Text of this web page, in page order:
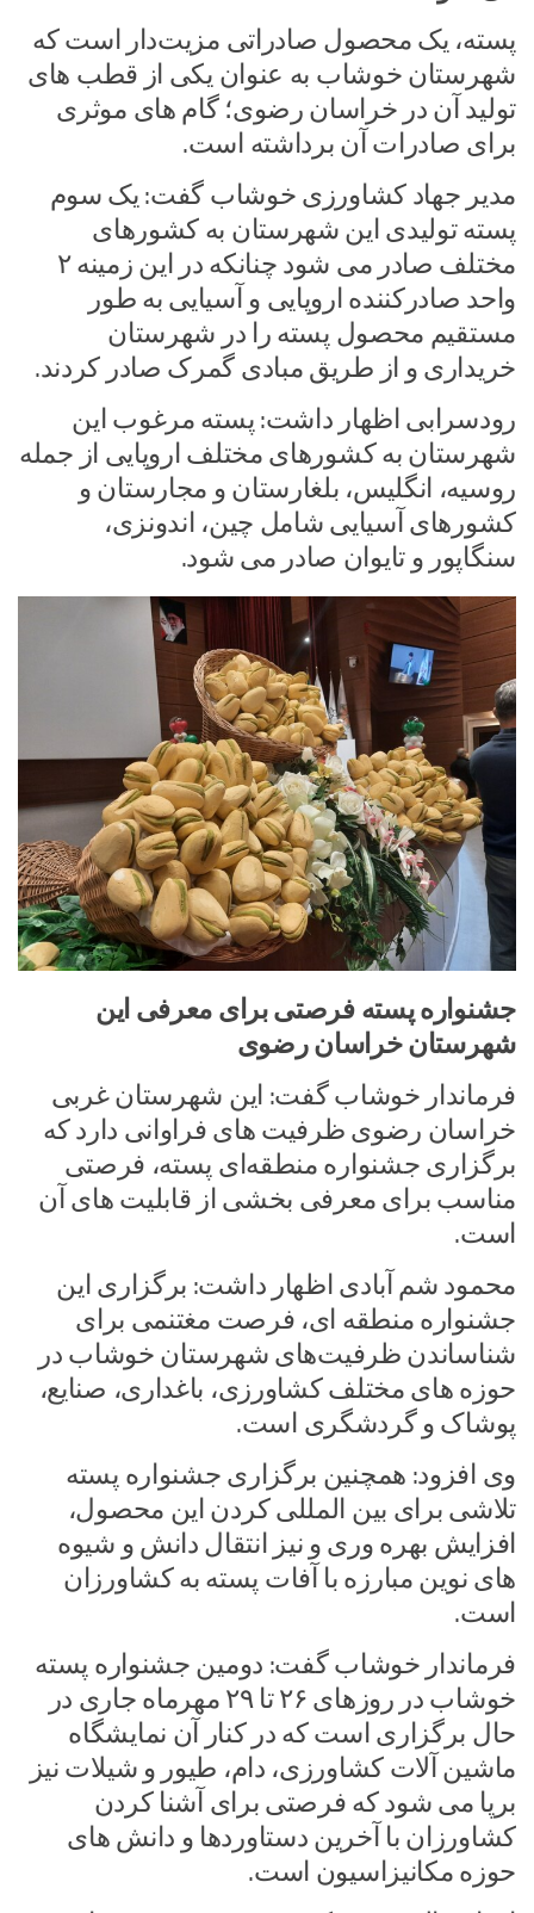
پسته، یک محصول صادراتی مزیت‌دار است که
شهرستان خوشاب به عنوان یکی از قطب های
تولید آن در خراسان رضوی؛ گام های موثری
برای صادرات آن برداشته است.
مدیر جهاد کشاورزی خوشاب گفت: یک سوم
پسته تولیدی این شهرستان به کشورهای
مختلف صادر می شود چنانکه در این زمینه ۲
واحد صادرکننده اروپایی و آسیایی به طور
مستقیم محصول پسته را در شهرستان
خریداری و از طریق مبادی گمرک صادر کردند.
رودسرابی اظهار داشت: پسته مرغوب این
شهرستان به کشورهای مختلف اروپایی از جمله
روسیه، انگلیس، بلغارستان و مجارستان و
کشورهای آسیایی شامل چین، اندونزی،
سنگاپور و تایوان صادر می شود.
جشنواره پسته فرصتی برای معرفی این
شهرستان خراسان رضوی
فرماندار خوشاب گفت: این شهرستان غربی
خراسان رضوی ظرفیت های فراوانی دارد که
برگزاری جشنواره منطقه‌ای پسته، فرصتی
مناسب برای معرفی بخشی از قابلیت های آن
است.
محمود شم آبادی اظهار داشت: برگزاری این
جشنواره منطقه ای، فرصت مغتنمی برای
شناساندن ظرفیت‌های شهرستان خوشاب در
حوزه های مختلف کشاورزی، باغداری، صنایع،
پوشاک و گردشگری است.
وی افزود: همچنین برگزاری جشنواره پسته
تلاشی برای بین المللی کردن این محصول،
افزایش بهره وری و نیز انتقال دانش و شیوه
های نوین مبارزه با آفات پسته به کشاورزان
است.
فرماندار خوشاب گفت: دومین جشنواره پسته
خوشاب در روزهای ۲۶ تا ۲۹ مهرماه جاری در
حال برگزاری است که در کنار آن نمایشگاه
ماشین آلات کشاورزی، دام، طیور و شیلات نیز
برپا می شود که فرصتی برای آشنا کردن
کشاورزان با آخرین دستاوردها و دانش های
حوزه مکانیزاسیون است.